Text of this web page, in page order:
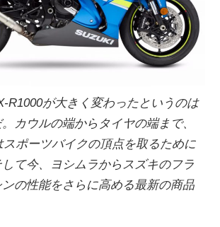
ス
R1000が大きく変わったというのは
カウルの端からタイヤの端まで、
スポーツバイクの頂点を取るために
て今、ヨシムラからスズキのフラ
ンの性能をさらに高める最新の商品